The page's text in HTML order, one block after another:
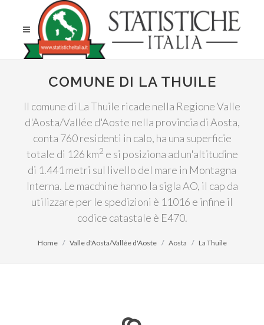
COMUNE DI LA THUILE
Il comune di La Thuile ricade nella Regione Valle
d'Aosta/Vallée d'Aoste nella provincia di Aosta,
conta 760 residenti in calo, ha una superficie
totale di 126 km2 e si posiziona ad un'altitudine
di 1.441 metri sul livello del mare in Montagna
Interna. Le macchine hanno la sigla AO, il cap da
utilizzare per le spedizioni è 11016 e infine il
codice catastale è E470.
Home Valle d'Aosta/Vallée d'Aoste Aosta La Thuile